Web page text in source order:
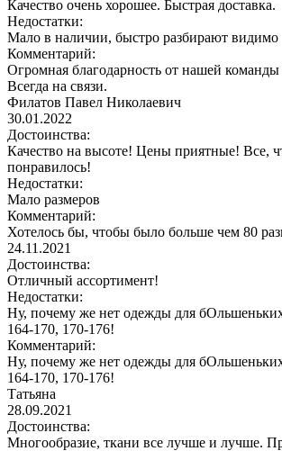
Качество очень хорошее. Быстрая доставка.
Недостатки:
Мало в наличии, быстро разбирают видимо
Комментарий:
Огромная благодарность от нашей
Всегда на связи.
Филатов Павел Николаевич
30.01.2022
Достоинства:
Качество на высоте! Цены приятные! Все,
понравилось!
Недостатки:
Мало размеров
Комментарий:
Хотелось бы, чтобы было больше чем 80
24.11.2021
Достоинства:
Отличный ассортимент!
Недостатки:
Ну, почему же нет одежды для
164-170, 170-176!
Комментарий:
Ну, почему же нет одежды для
164-170, 170-176!
Татьяна
28.09.2021
Достоинства:
Многообразие, ткани все лучше и лучше.